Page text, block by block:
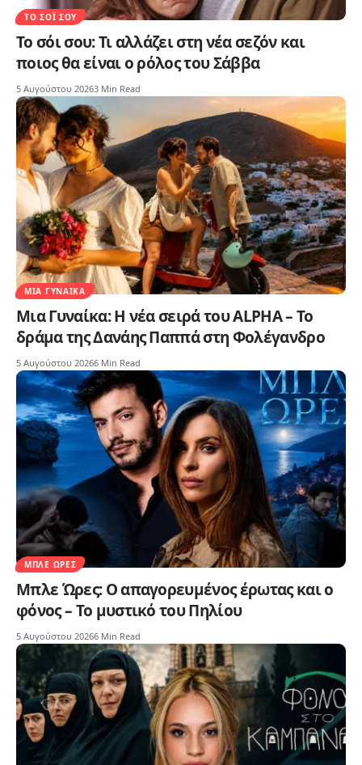
ΤΟ ΣΌΙ ΣΟΥ
Το σόι σου: Τι αλλάζει στη νέα σεζόν και
ποιος θα είναι ο ρόλος του Σάββα
5 Αυγούστου 20263 Min Read
ΜΙΑ ΓΥΝΑΊΚΑ
Μια Γυναίκα: Η νέα σειρά του ALPHA – Το
δράμα της Δανάης Παππά στη Φολέγανδρο
5 Αυγούστου 20266 Min Read
ΜΠΛΕ ΏΡΕΣ
Μπλε Ώρες: Ο απαγορευμένος έρωτας και ο
φόνος – Το μυστικό του Πηλίου
5 Αυγούστου 20266 Min Read